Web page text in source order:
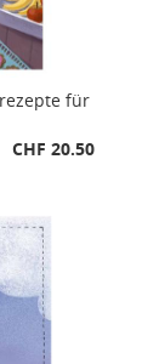
für
CHF 20.50